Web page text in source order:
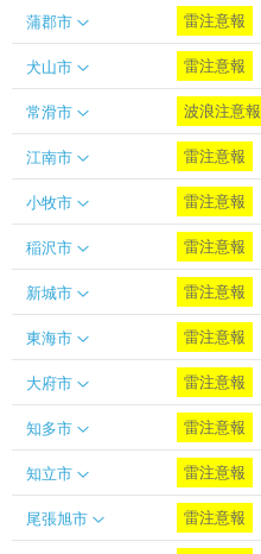
蒲郡市 雷注意報
犬山市 雷注意報
常滑市 波浪注意報
江南市 雷注意報
小牧市 雷注意報
稲沢市 雷注意報
新城市 雷注意報
東海市 雷注意報
大府市 雷注意報
知多市 雷注意報
知立市 雷注意報
尾張旭市 雷注意報